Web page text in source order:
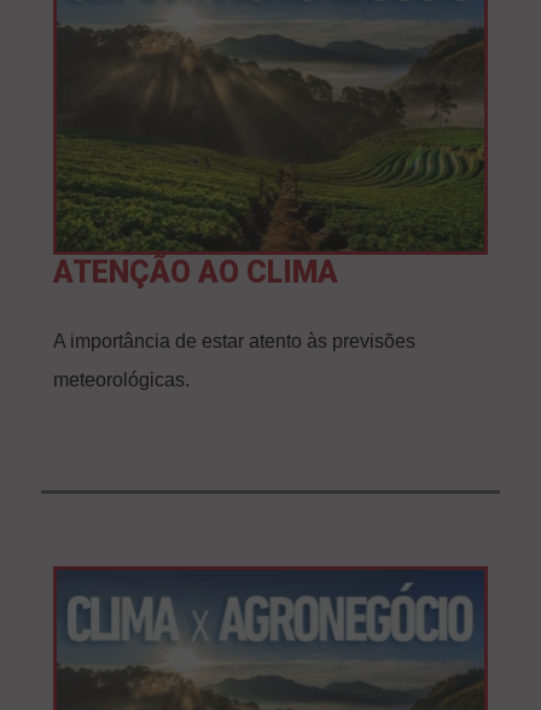
ATENÇÃO AO CLIMA
A importância de estar atento às previsões
meteorológicas.